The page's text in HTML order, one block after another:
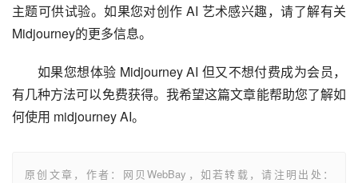
主题可供试验。如果您对创作 AI 艺术感兴趣，请了解有关
Midjourney的更多信息。
如果您想体验 Midjourney AI 但又不想付费成为会员，
有几种方法可以免费获得。我希望这篇文章能帮助您了解如
何使用 midjourney AI。
原创文章，作者：网贝WebBay，如若转载，请注明出处：